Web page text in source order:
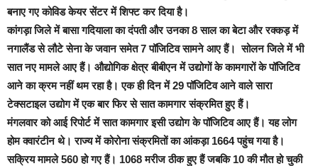
बनाए गए कोविड केयर सेंटर में शिफ्ट कर दिया है।
कांगड़ा जिले में बासा गदियाला का दंपती और उनका 8 साल का बेटा और रक्कड़ में
नगालैंड से लौटे सेना के जवान समेत 7 पॉजिटिव सामने आए हैं। सोलन जिले में भी
सात नए मामले आए हैं। औद्योगिक क्षेत्र बीबीएन में उद्योगों के कामगारों के पॉजिटिव
आने का क्रम नहीं थम रहा है। एक ही दिन में 29 पॉजिटिव आने वाले सारा
टेक्सटाइल उद्योग में एक बार फिर से सात कामगार संक्रमित हुए हैं।
मंगलवार को आई रिपोर्ट में सात कामगार इसी उद्योग के पॉजिटिव आए हैं। यह लोग
होम क्वारंटीन थे। राज्य में कोरोना संक्रमितों का आंकड़ा 1664 पहुंच गया है।
सक्रिय मामले 560 हो गए हैं। 1068 मरीज ठीक हुए हैं जबकि 10 की मौत हो चुकी